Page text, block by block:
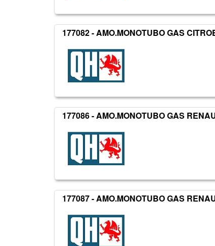
177082 - AMO.MONOTUBO GAS
177086 - AMO.MONOTUBO GAS
177087 - AMO.MONOTUBO GAS